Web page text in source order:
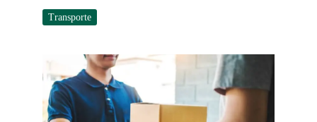
Transporte